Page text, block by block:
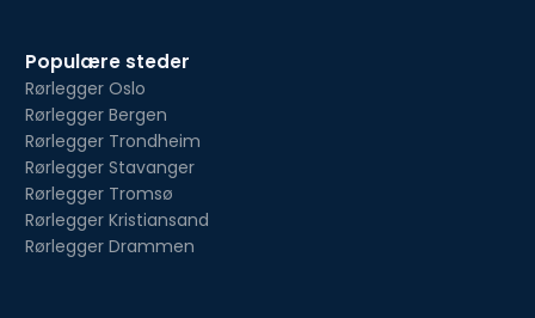
Populære steder
Rørlegger Oslo
Rørlegger Bergen
Rørlegger Trondheim
Rørlegger Stavanger
Rørlegger Tromsø
Rørlegger Kristiansand
Rørlegger Drammen